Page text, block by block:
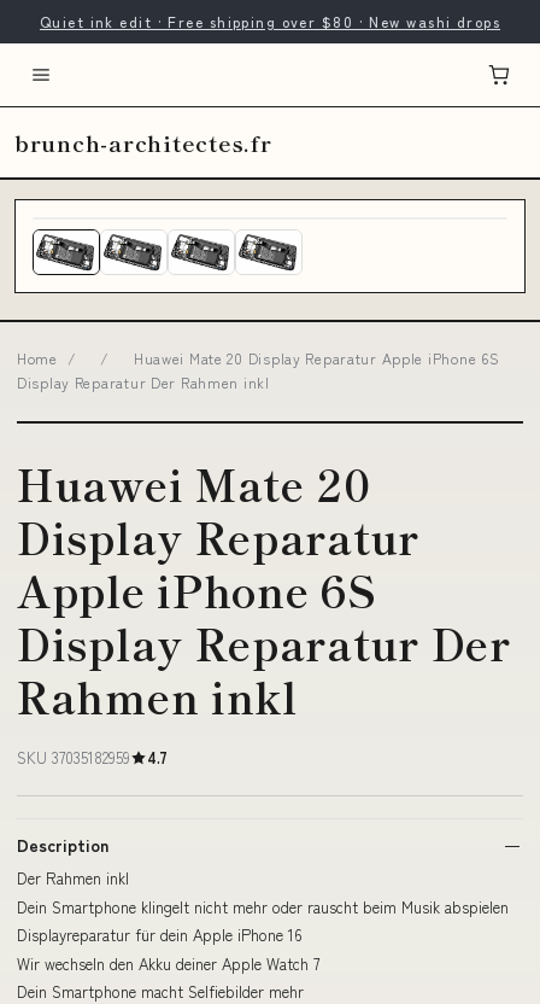
Quiet ink edit · Free shipping over $80 · New washi drops
brunch-architectes.fr
Home / /
Huawei Mate 20 Display Reparatur Apple iPhone 6S
Display Reparatur Der Rahmen inkl
Huawei Mate 20
Display Reparatur
Apple iPhone 6S
Display Reparatur Der
Rahmen inkl
SKU 37035182959 4.7
Description
Der Rahmen inkl
Dein Smartphone klingelt nicht mehr oder rauscht beim Musik abspielen
Displayreparatur für dein Apple iPhone 16
Wir wechseln den Akku deiner Apple Watch 7
Dein Smartphone macht Selfiebilder mehr